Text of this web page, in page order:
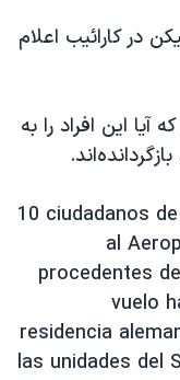
در کارائیب اعلام
این افراد را به
10 ciudadanos
al
procedentes
vuelo
residencia
las unidades del